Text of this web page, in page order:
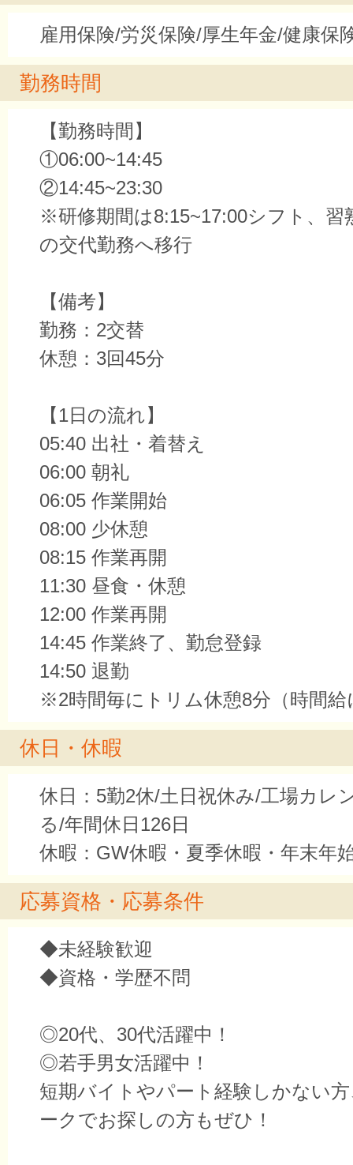
雇用保険/労災保険/厚生年金/健康保
勤務時間
【勤務時間】
①06:00~14:45
②14:45~23:30
※研修期間は8:15~17:00シフト、習
の交代勤務へ移行
【備考】
勤務：2交替
休憩：3回45分
【1日の流れ】
05:40 出社・着替え
06:00 朝礼
06:05 作業開始
08:00 少休憩
08:15 作業再開
11:30 昼食・休憩
12:00 作業再開
14:45 作業終了、勤怠登録
14:50 退勤
※2時間毎にトリム休憩8分（時間給
休日・休暇
休日：5勤2休/土日祝休み/工場カレ
る/年間休日126日
休暇：GW休暇・夏季休暇・年末年
応募資格・応募条件
◆未経験歓迎
◆資格・学歴不問
◎20代、30代活躍中！
◎若手男女活躍中！
短期バイトやパート経験しかない
ークでお探しの方もぜひ！